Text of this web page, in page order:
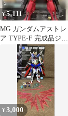
¥5,111
MG ガンダムアストレ
ア TYPE-F 完成品ジャ
¥3,000